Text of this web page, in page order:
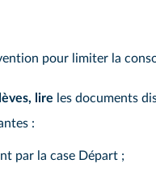
pour limiter la
lire les documents
:
par la case Départ ;